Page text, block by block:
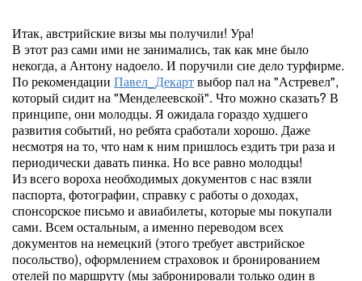
Итак, австрийские визы мы получили! Ура!
В этот раз сами ими не занимались, так как мне было
некогда, а Антону надоело. И поручили сие дело турфирме.
По рекомендации Павел_Декартвыбор пал на "Астревел",
который сидит на "Менделеевской". Что можно сказать? В
принципе, они молодцы. Я ожидала гораздо худшего
развития событий, но ребята сработали хорошо. Даже
несмотря на то, что нам к ним пришлось ездить три раза и
периодически давать пинка. Но все равно молодцы!
Из всего вороха необходимых документов с нас взяли
паспорта, фотографии, справку с работы о доходах,
спонсорское письмо и авиабилеты, которые мы покупали
сами. Всем остальным, а именно переводом всех
документов на немецкий (этого требует австрийское
посольство), оформлением страховок и бронированием
отелей по маршруту (мы забронировали только один в